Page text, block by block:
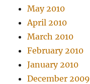
May 2010
April 2010
March 2010
February 2010
January 2010
December 2009